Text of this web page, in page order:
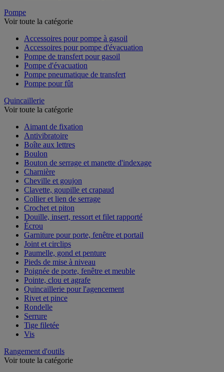
Pompe
Voir toute la catégorie
Accessoires pour pompe à gasoil
Accessoires pour pompe d'évacuation
Pompe de transfert pour gasoil
Pompe d'évacuation
Pompe pneumatique de transfert
Pompe pour fût
Quincaillerie
Voir toute la catégorie
Aimant de fixation
Antivibratoire
Boîte aux lettres
Boulon
Bouton de serrage et manette d'indexage
Charnière
Cheville et goujon
Clavette, goupille et crapaud
Collier et lien de serrage
Crochet et piton
Douille, insert, ressort et filet rapporté
Écrou
Garniture pour porte, fenêtre et portail
Joint et circlips
Paumelle, gond et penture
Pieds de mise à niveau
Poignée de porte, fenêtre et meuble
Pointe, clou et agrafe
Quincaillerie pour l'agencement
Rivet et pince
Rondelle
Serrure
Tige filetée
Vis
Rangement d'outils
Voir toute la catégorie